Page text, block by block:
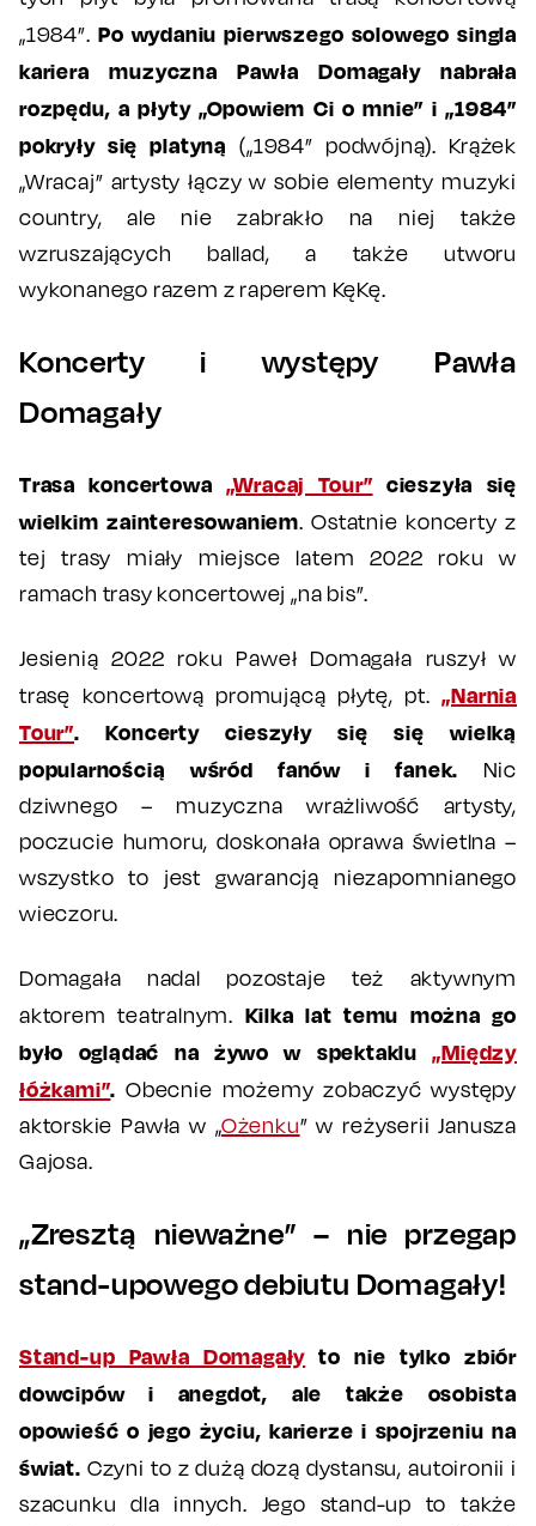
„1984”. Po wydaniu pierwszego solowego singla
kariera muzyczna Pawła Domagały nabrała
rozpędu, a płyty „Opowiem Ci o mnie” i „1984”
pokryły się platyną („1984” podwójną). Krążek
„Wracaj” artysty łączy w sobie elementy muzyki
country, ale nie zabrakło na niej także
wzruszających ballad, a także utworu
wykonanego razem z raperem KęKę.
Koncerty i występy Pawła
Domagały
Trasa koncertowa „Wracaj Tour”cieszyła się
wielkim zainteresowaniem. Ostatnie koncerty z
tej trasy miały miejsce latem 2022 roku w
ramach trasy koncertowej „na bis”.
Jesienią 2022 roku Paweł Domagała ruszył w
trasę koncertową promującą płytę, pt.„Narnia
Tour”. Koncerty cieszyły się się wielką
popularnością wśród fanów i fanek. Nic
dziwnego – muzyczna wrażliwość artysty,
poczucie humoru, doskonała oprawa świetlna –
wszystko to jest gwarancją niezapomnianego
wieczoru.
Domagała nadal pozostaje też aktywnym
aktorem teatralnym. Kilka lat temu można go
było oglądać na żywo w spektaklu„Między
łóżkami”.Obecnie możemy zobaczyć występy
aktorskie Pawła w „Ożenku” w reżyserii Janusza
Gajosa.
„Zresztą nieważne” – nie przegap
stand-upowego debiutu Domagały!
Stand-up Pawła Domagały to nie tylko zbiór
dowcipów i anegdot, ale także osobista
opowieść o jego życiu, karierze i spojrzeniu na
świat. Czyni to z dużą dozą dystansu, autoironii i
szacunku dla innych. Jego stand-up to także